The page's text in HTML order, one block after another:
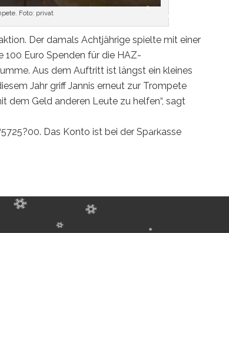
Foto: privat
Der damals Achtjährige spielte mit einer
Euro Spenden für die HAZ-
Aus dem Auftritt ist längst ein kleines
Jahr griff Jannis erneut zur Trompete
dem Geld anderen Leute zu helfen“, sagt
Das Konto ist bei der Sparkasse